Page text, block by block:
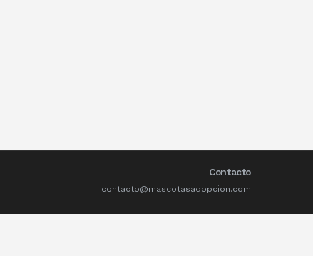
Contacto
contacto@mascotasadopcion.com